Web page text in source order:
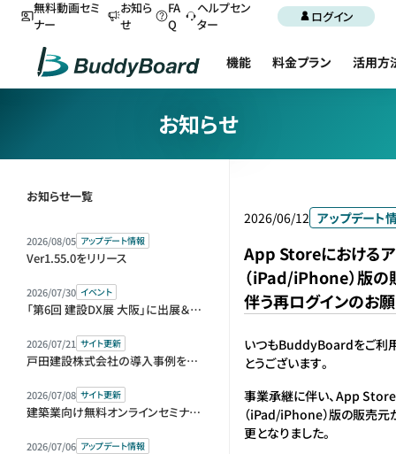
無料動画セミ
ナー
お知ら
せ
FA
Q
ヘルプセン
ター
ログイン
機能 料金プラン 活用方
お知らせ
お知らせ一覧
2026/08/05 アップデート情報
Ver1.55.0をリリース
2026/07/30 イベント
「第6回 建設DX展 大阪」に出展＆セミナー登壇します
2026/07/21 サイト更新
戸田建設株式会社の導入事例を公開しました
2026/07/08 サイト更新
建築業向け無料オンラインセミナー（アーカイブ動画）を公開しました
2026/07/06 アップデート情報
2026/06/12 アップデート
App Storeにおける
（iPad/iPhone）版
伴う再ログインのお
いつもBuddyBoardをご利
とうございます。
事業承継に伴い、App
（iPad/iPhone）版の販売元
更となりました。